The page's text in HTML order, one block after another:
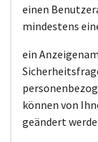
einen
mindestens
ein
können von
geändert